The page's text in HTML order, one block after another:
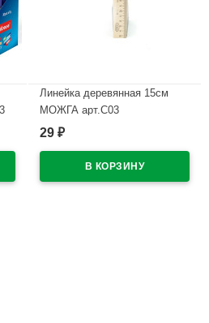
Линейка деревянная 15см
МОЖГА арт.С03
В наличии
29 ₽